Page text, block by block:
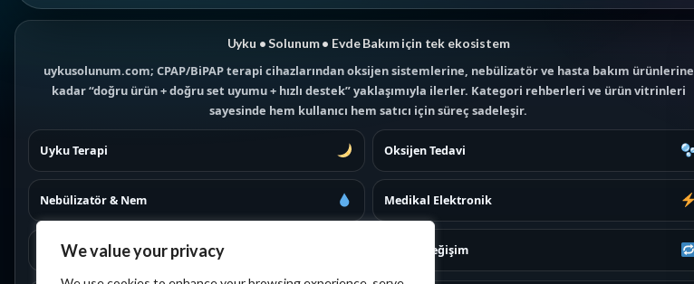
We value your privacy
Uyku • Solunum • Evde Bakım için tek ekosistem
uykusolunum.com; CPAP/BiPAP terapi cihazlarından oksijen sistemlerine, nebülizatör ve hasta bakım ürünlerine
kadar “doğru ürün + doğru set uyumu + hızlı destek” yaklaşımıyla ilerler. Kategori rehberleri ve ürün vitrinleri
sayesinde hem kullanıcı hem satıcı için süreç sadeleşir.
Uyku Terapi Oksijen Tedavi
Nebülizatör & Nem Medikal Elektronik
Maskeler İade & Değişim